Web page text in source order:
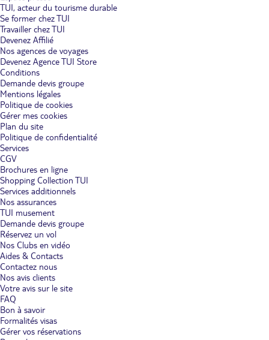
TUI, acteur du tourisme durable
Se former chez TUI
Travailler chez TUI
Devenez Affilié
Nos agences de voyages
Devenez Agence TUI Store
Conditions
Demande devis groupe
Mentions légales
Politique de cookies
Gérer mes cookies
Plan du site
Politique de confidentialité
Services
CGV
Brochures en ligne
Shopping Collection TUI
Services additionnels
Nos assurances
TUI musement
Demande devis groupe
Réservez un vol
Nos Clubs en vidéo
Aides & Contacts
Contactez nous
Nos avis clients
Votre avis sur le site
FAQ
Bon à savoir
Formalités visas
Gérer vos réservations